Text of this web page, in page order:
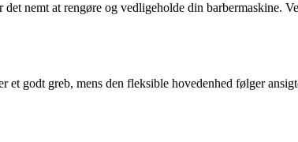
nemt at rengøre og vedligeholde din barbermaskine.
godt greb, mens den fleksible hovedenhed følger